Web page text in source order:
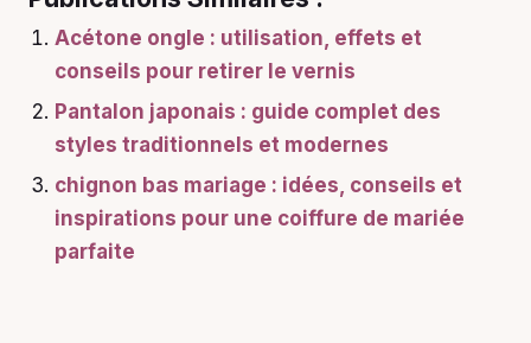
Acétone ongle : utilisation, effets et
conseils pour retirer le vernis
Pantalon japonais : guide complet des
styles traditionnels et modernes
chignon bas mariage : idées, conseils et
inspirations pour une coiffure de mariée
parfaite